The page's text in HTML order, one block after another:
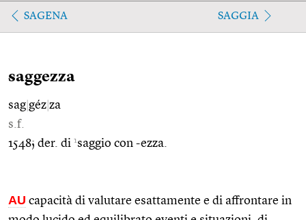
SAGENA SAGGIA
saggezza
sag géz za
s.f.
1548; der. di 1saggio con -ezza.
AU capacità di valutare esattamente e di affrontare in